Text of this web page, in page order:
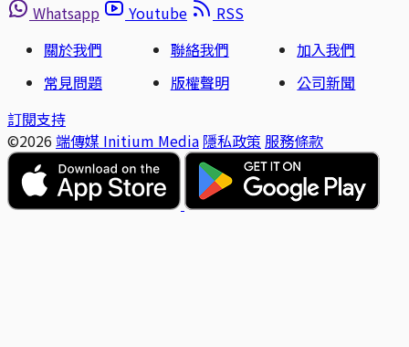
Whatsapp
Youtube
RSS
關於我們
聯絡我們
加入我們
常見問題
版權聲明
公司新聞
訂閱支持
©2026 端傳媒 Initium Media 隱私政策 服務條款